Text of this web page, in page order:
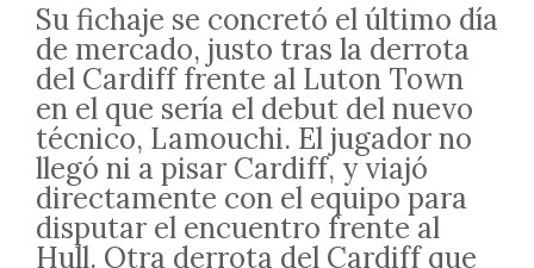
Su fichaje se concretó el último día
de mercado, justo tras la derrota
del Cardiff frente al Luton Town
en el que sería el debut del nuevo
técnico, Lamouchi. El jugador no
llegó ni a pisar Cardiff, y viajó
directamente con el equipo para
disputar el encuentro frente al
Hull. Otra derrota del Cardiff que